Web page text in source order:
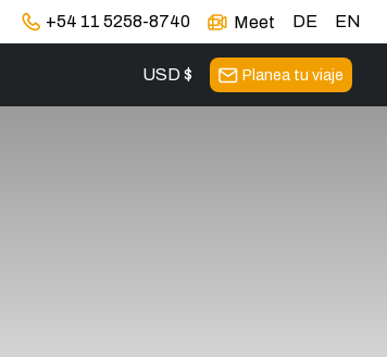
+54 11 5258-8740 Meet DE EN
USD $ Planea tu viaje